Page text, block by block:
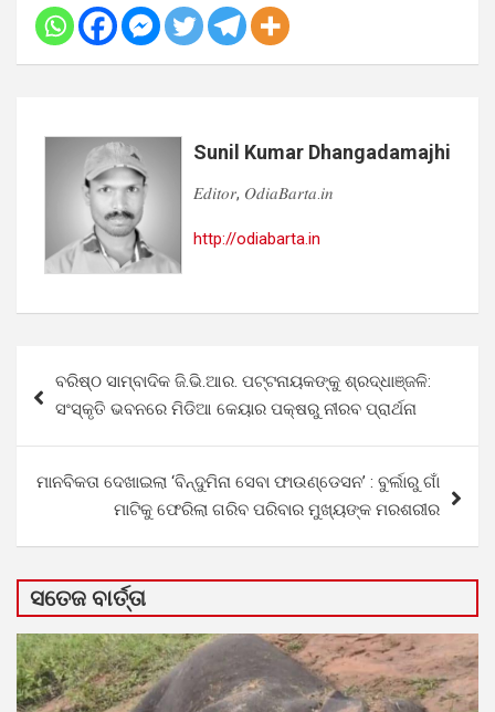
Sunil Kumar Dhangadamajhi
𝐸𝑑𝑖𝑡𝑜𝑟, 𝑂𝑑𝑖𝑎𝐵𝑎𝑟𝑡𝑎.𝑖𝑛
http://odiabarta.in
navigation
ବରିଷ୍ଠ ସାମ୍ବାଦିକ ଜି.ଭି.ଆର. ପଟ୍ଟନାୟକଙ୍କୁ ଶ୍ରଦ୍ଧାଞ୍ଜଳି:
ସଂସ୍କୃତି ଭବନରେ ମିଡିଆ କେୟାର ପକ୍ଷରୁ ନୀରବ ପ୍ରାର୍ଥନା
ମାନବିକତା ଦେଖାଇଲା ‘ବିନ୍ଦୁମିନା ସେବା ଫାଉଣ୍ଡେସନ’ : ବୁର୍ଲାରୁ ଗାଁ
ମାଟିକୁ ଫେରିଲା ଗରିବ ପରିବାର ମୁଖ୍ୟଙ୍କ ମରଶରୀର
ସତେଜ ବାର୍ତ୍ତା